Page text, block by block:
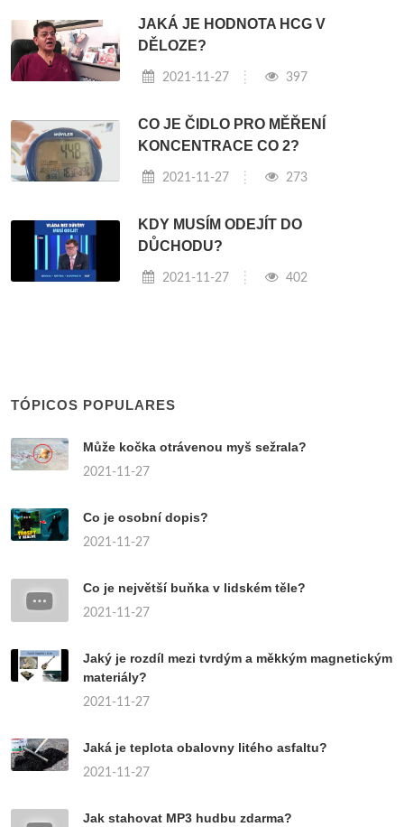
JAKÁ JE HODNOTA HCG V
DĚLOZE?
2021-11-27 397
CO JE ČIDLO PRO MĚŘENÍ
KONCENTRACE CO 2?
2021-11-27 273
KDY MUSÍM ODEJÍT DO
DŮCHODU?
2021-11-27 402
TÓPICOS POPULARES
Může kočka otrávenou myš sežrala?
2021-11-27
Co je osobní dopis?
2021-11-27
Co je největší buňka v lidském těle?
2021-11-27
Jaký je rozdíl mezi tvrdým a měkkým magnetickým
materiály?
2021-11-27
Jaká je teplota obalovny litého asfaltu?
2021-11-27
Jak stahovat MP3 hudbu zdarma?